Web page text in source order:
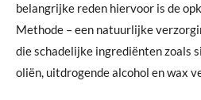
belangrijke reden hiervoor is de
Methode – een natuurlijke
die schadelijke ingrediënten zoals
oliën, uitdrogende alcohol en wax